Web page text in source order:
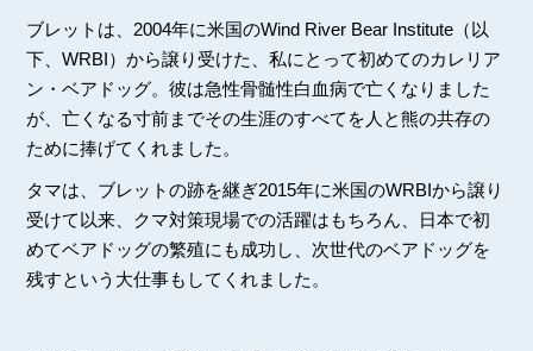
ブレットは、2004年に米国のWind River Bear Institute（以
下、WRBI）から譲り受けた、私にとって初めてのカレリア
ン・ベアドッグ。彼は急性骨髄性白血病で亡くなりました
が、亡くなる寸前までその生涯のすべてを人と熊の共存の
ために捧げてくれました。
タマは、ブレットの跡を継ぎ2015年に米国のWRBIから譲り
受けて以来、クマ対策現場での活躍はもちろん、日本で初
めてベアドッグの繁殖にも成功し、次世代のベアドッグを
残すという大仕事もしてくれました。